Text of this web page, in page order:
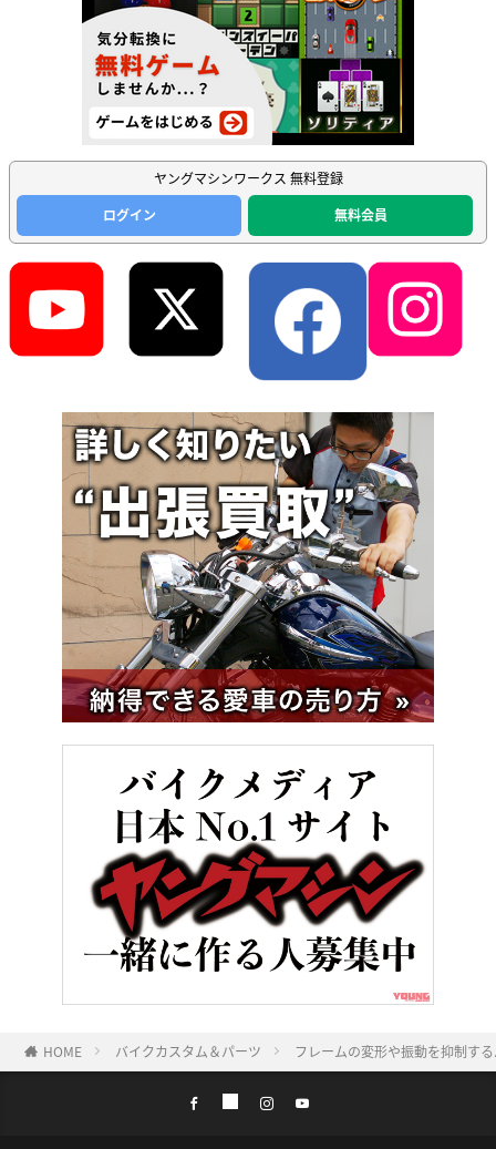
ヤングマシンワークス 無料登録
ログイン
無料会員
HOME バイクカスタム＆パーツ フレームの変形や振動を抑制す